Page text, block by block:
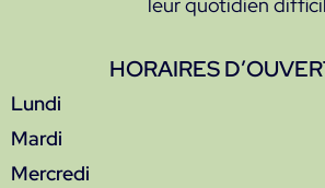
HORAIRES
Lundi
Mardi
Mercredi